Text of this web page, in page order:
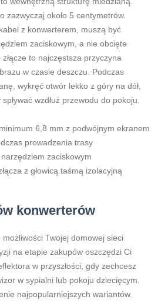
zazwyczaj około 5 centymetrów.
z konwerterem, muszą być
zaciskowym, a nie obcięte
to najczęstsza przyczyna
w czasie deszczu. Podczas
wykręć otwór lekko z góry na dół,
wzdłuż przewodu do pokoju.
6,8 mm z podwójnym ekranem
prowadzenia trasy
zaciskowym
z głowicą taśmą izolacyjną
konwerterów
Twojej domowej sieci
na etapie zakupów oszczędzi Ci
w przyszłości, gdy zechcesz
w sypialni lub pokoju dziecięcym.
najpopularniejszych wariantów.